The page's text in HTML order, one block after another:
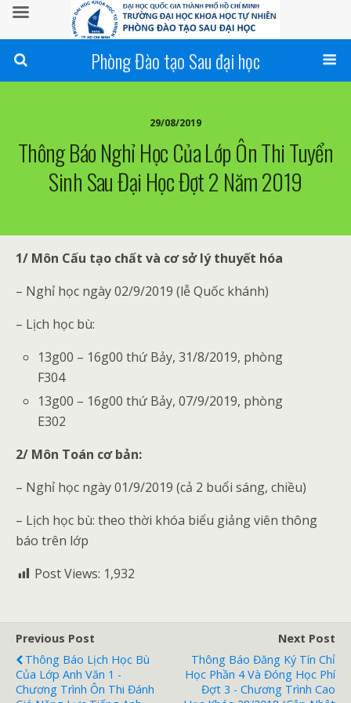
Phòng Đào tạo Sau đại học
29/08/2019
Thông Báo Nghỉ Học Của Lớp Ôn Thi Tuyển
Sinh Sau Đại Học Đợt 2 Năm 2019
1/ Môn Cấu tạo chất và cơ sở lý thuyết hóa
– Nghỉ học ngày 02/9/2019 (lễ Quốc khánh)
– Lịch học bù:
13g00 – 16g00 thứ Bảy, 31/8/2019, phòng
F304
13g00 – 16g00 thứ Bảy, 07/9/2019, phòng
E302
2/ Môn Toán cơ bản:
– Nghỉ học ngày 01/9/2019 (cả 2 buổi sáng, chiều)
– Lịch học bù: theo thời khóa biểu giảng viên thông
báo trên lớp
Post Views: 1,932
Previous Post
Thông Báo Lịch Học Bù
Của Lớp Anh Văn 1 -
Chương Trình Ôn Thi Đánh
Next Post
Thông Báo Đăng Ký Tín Chỉ
Học Phần 4 Và Đóng Học Phí
Đợt 3 - Chương Trình Cao